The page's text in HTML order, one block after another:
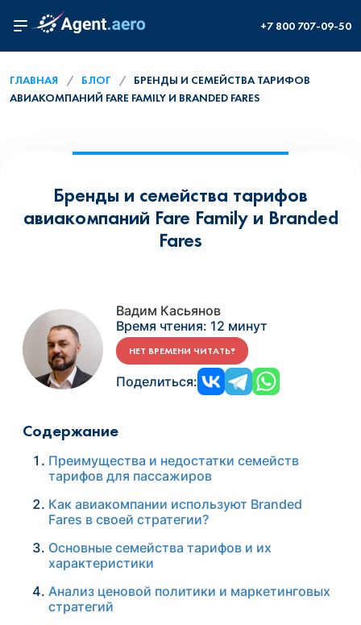
+7 800 707-09-50
ГЛАВНАЯ БЛОГ
БРЕНДЫ И СЕМЕЙСТВА ТАРИФОВ
АВИАКОМПАНИЙ FARE FAMILY И BRANDED FARES
Бренды и семейства тарифов
авиакомпаний Fare Family и Branded
Fares
Вадим Касьянов
Время чтения: 12 минут
Поделиться:
НЕТ ВРЕМЕНИ ЧИТАТЬ?
Содержание
Преимущества и недостатки семейств
тарифов для пассажиров
Как авиакомпании используют Branded
Fares в своей стратегии?
Основные семейства тарифов и их
характеристики
Анализ ценовой политики и маркетинговых
стратегий